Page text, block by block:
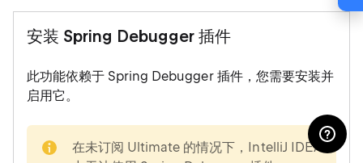
安装 Spring Debugger 插件
此功能依赖于 Spring Debugger 插件，您需要安装并
启用它。
在未订阅 Ultimate 的情况下，IntelliJ IDEA